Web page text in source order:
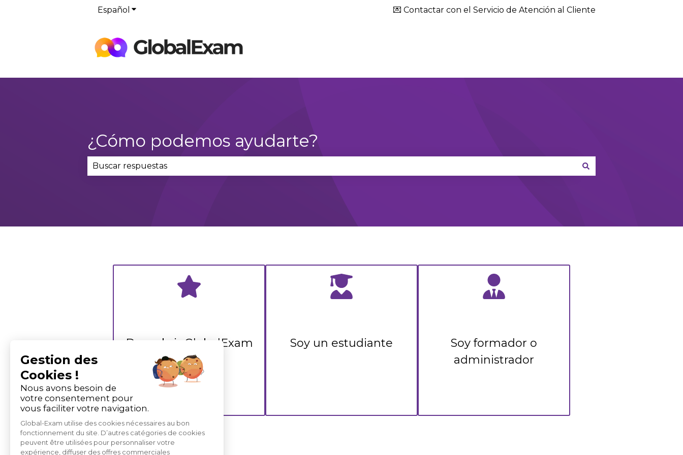
Español Traducciones de Mostrar submenú de 💌 Contactar con el Servicio de Atención al Cliente
¿Cómo podemos ayudarte?
Descubrir GlobalExam Soy un estudiante
Soy formador o
administrador
Gestion des
Cookies !
Nous avons besoin de
votre consentement pour
vous faciliter votre navigation.
Global-Exam utilise des cookies nécessaires au bon
fonctionnement du site. D’autres catégories de cookies
peuvent être utilisées pour personnaliser votre
expérience, diffuser des offres commerciales